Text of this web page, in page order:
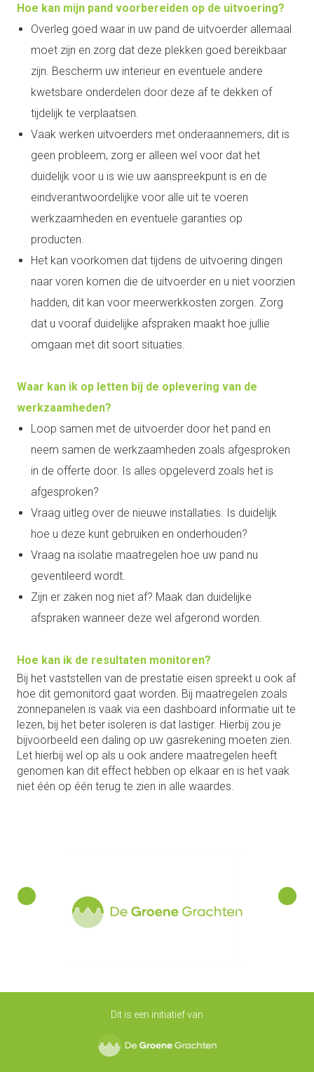
Hoe kan mijn pand voorbereiden op de uitvoering?
Overleg goed waar in uw pand de uitvoerder allemaal
moet zijn en zorg dat deze plekken goed bereikbaar
zijn. Bescherm uw interieur en eventuele andere
kwetsbare onderdelen door deze af te dekken of
tijdelijk te verplaatsen.
Vaak werken uitvoerders met onderaannemers, dit is
geen probleem, zorg er alleen wel voor dat het
duidelijk voor u is wie uw aanspreekpunt is en de
eindverantwoordelijke voor alle uit te voeren
werkzaamheden en eventuele garanties op
producten.
Het kan voorkomen dat tijdens de uitvoering dingen
naar voren komen die de uitvoerder en u niet voorzien
hadden, dit kan voor meerwerkkosten zorgen. Zorg
dat u vooraf duidelijke afspraken maakt hoe jullie
omgaan met dit soort situaties.
Waar kan ik op letten bij de oplevering van de
werkzaamheden?
Loop samen met de uitvoerder door het pand en
neem samen de werkzaamheden zoals afgesproken
in de offerte door. Is alles opgeleverd zoals het is
afgesproken?
Vraag uitleg over de nieuwe installaties. Is duidelijk
hoe u deze kunt gebruiken en onderhouden?
Vraag na isolatie maatregelen hoe uw pand nu
geventileerd wordt.
Zijn er zaken nog niet af? Maak dan duidelijke
afspraken wanneer deze wel afgerond worden.
Hoe kan ik de resultaten monitoren?
Bij het vaststellen van de prestatie eisen spreekt u ook af
hoe dit gemonitord gaat worden. Bij maatregelen zoals
zonnepanelen is vaak via een dashboard informatie uit te
lezen, bij het beter isoleren is dat lastiger. Hierbij zou je
bijvoorbeeld een daling op uw gasrekening moeten zien.
Let hierbij wel op als u ook andere maatregelen heeft
genomen kan dit effect hebben op elkaar en is het vaak
niet één op één terug te zien in alle waardes.
Dit is een initiatief van